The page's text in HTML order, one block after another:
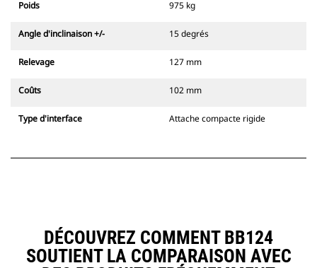
Poids 975 kg
Angle d'inclinaison +/- 15 degrés
Relevage 127 mm
Coûts 102 mm
Type d'interface Attache compacte rigide
DÉCOUVREZ COMMENT BB124
SOUTIENT LA COMPARAISON AVEC